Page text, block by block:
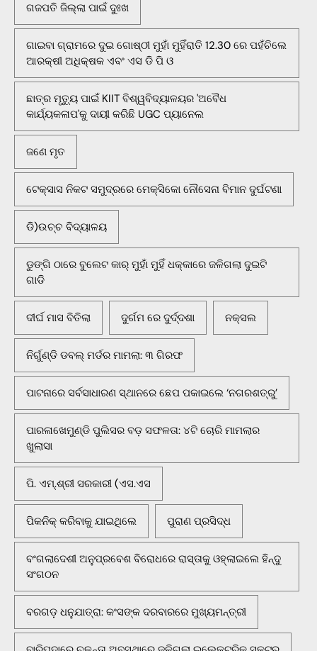
ଗଜପତି ଜିଲ୍ଲା ପାଇଁ ଦୁଃଖ
ଗାଇବା ଗ୍ରାମରେ ଦୁଇ ଗୋଷ୍ଠୀ ମୁହାଁ ମୁହିଁରାତି 12.30 ରେ ପହଁଚିଲେ
ଆରକ୍ଷୀ ଅଧିକ୍ଷକ ଏବଂ ଏସ ଡି ପି ଓ
ଛାତ୍ର ମୃତ୍ୟୁ ପାଇଁ KIIT ବିଶ୍ୱବିଦ୍ୟାଳୟର 'ଅବୈଧ
କାର୍ଯ୍ୟକଳାପ'କୁ ଦାୟୀ କରିଛି UGC ପ୍ୟାନେଲ
ଜଣେ ମୃତ
ଟେକ୍ସାସ ନିକଟ ସମୁଦ୍ରରେ ମେକ୍ସିକୋ ନୌସେନା ବିମାନ ଦୁର୍ଘଟଣା
ଡି)ଉଚ୍ଚ ବିଦ୍ୟାଳୟ
ଡୁଙ୍ଗି ଠାରେ ବୁଲେଟ କାର୍ ମୁହାଁ ମୁହିଁ ଧକ୍କାରେ ଜଳିଗଲା ଦୁଇଟି
ଗାଡି
ଦୀର୍ଘ ମାସ ବିତିଲା ଦୁର୍ଗମ ରେ ଦୁର୍ଦ୍ଦଶା ନକ୍ସଲ
ନିର୍ଗୁଣ୍ଡି ଡବଲ୍ ମର୍ଡର ମାମଲା: ୩ ଗିରଫ
ପାଟନାରେ ସର୍ବସାଧାରଣ ସ୍ଥାନରେ ଛେପ ପକାଇଲେ ‘ନଗରଶତ୍ରୁ’
ପାରଳାଖେମୁଣ୍ଡି ପୁଲିସର ବଡ଼ ସଫଳତା: ୪ଟି ଚୋରି ମାମଲାର
ଖୁଲାସା
ପି. ଏମ୍.ଶ୍ରୀ ସରକାରୀ (ଏସ.ଏସ
ପିକନିକ୍‌ କରିବାକୁ ଯାଇଥିଲେ ପୁରାଣ ପ୍ରସିଦ୍ଧ
ବଂଗଲାଦେଶୀ ଅନୁପ୍ରବେଶ ବିରୋଧରେ ରାସ୍ତାକୁ ଓହ୍ଲାଇଲେ ହିନ୍ଦୁ
ସଂଗଠନ
ବରଗଡ଼ ଧନୁଯାତ୍ରା: କଂସଙ୍କ ଦରବାରରେ ମୁଖ୍ୟମନ୍ତ୍ରୀ